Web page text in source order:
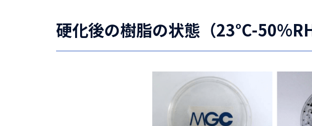
硬化後の樹脂の状態（23°C-